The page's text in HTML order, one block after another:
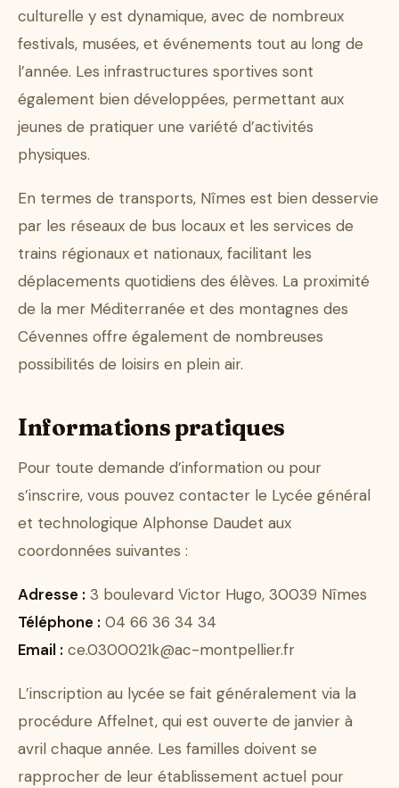
culturelle y est dynamique, avec de nombreux
festivals, musées, et événements tout au long de
l’année. Les infrastructures sportives sont
également bien développées, permettant aux
jeunes de pratiquer une variété d’activités
physiques.
En termes de transports, Nîmes est bien desservie
par les réseaux de bus locaux et les services de
trains régionaux et nationaux, facilitant les
déplacements quotidiens des élèves. La proximité
de la mer Méditerranée et des montagnes des
Cévennes offre également de nombreuses
possibilités de loisirs en plein air.
Informations pratiques
Pour toute demande d’information ou pour
s’inscrire, vous pouvez contacter le Lycée général
et technologique Alphonse Daudet aux
coordonnées suivantes :
Adresse : 3 boulevard Victor Hugo, 30039 Nîmes
Téléphone : 04 66 36 34 34
Email : ce.0300021k@ac-montpellier.fr
L’inscription au lycée se fait généralement via la
procédure Affelnet, qui est ouverte de janvier à
avril chaque année. Les familles doivent se
rapprocher de leur établissement actuel pour